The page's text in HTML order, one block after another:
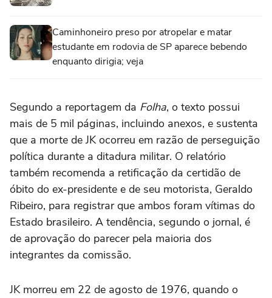
Caminhoneiro preso por atropelar e matar
estudante em rodovia de SP aparece bebendo
enquanto dirigia; veja
Segundo a reportagem da Folha, o texto possui
mais de 5 mil páginas, incluindo anexos, e sustenta
que a morte de JK ocorreu em razão de perseguição
política durante a ditadura militar. O relatório
também recomenda a retificação da certidão de
óbito do ex-presidente e de seu motorista, Geraldo
Ribeiro, para registrar que ambos foram vítimas do
Estado brasileiro. A tendência, segundo o jornal, é
de aprovação do parecer pela maioria dos
integrantes da comissão.
JK morreu em 22 de agosto de 1976, quando o